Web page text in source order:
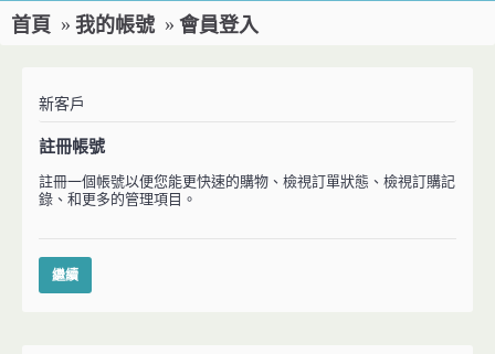
首頁 我的帳號 會員登入
新客戶
註冊帳號
註冊一個帳號以便您能更快速的購物、檢視訂單狀態、檢視訂購記
錄、和更多的管理項目。
繼續